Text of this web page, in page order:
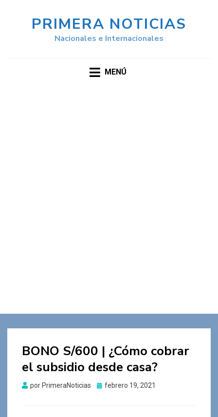
PRIMERA NOTICIAS
Nacionales e Internacionales
MENÚ
BONO S/600 | ¿Cómo cobrar
el subsidio desde casa?
por PrimeraNoticias
Publicado
febrero 19, 2021